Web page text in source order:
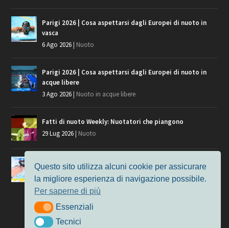
Parigi 2026 | Cosa aspettarsi dagli Europei di nuoto in
vasca
6 Ago 2026| Nuoto
Parigi 2026 | Cosa aspettarsi dagli Europei di nuoto in
acque libere
3 Ago 2026| Nuoto in acque libere
Fatti di nuoto Weekly: Nuotatori che piangono
29 Lug 2026| Nuoto
Giochi del Mediterraneo, i convocati del nuoto per
9 Lug 2026
Nuoto
Questo sito utilizza alcuni cookie per assicurare
la migliore esperienza di navigazione possibile.
Per saperne di più
EssenzialiEssenziali
TecniciTecnici